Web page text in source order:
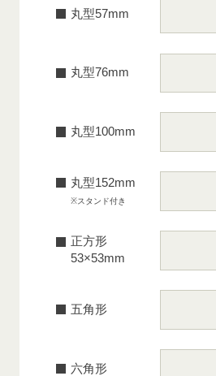
丸型57mm
丸型76mm
丸型100mm
丸型152mm
※スタンド付き
正方形
53×53mm
五角形
六角形